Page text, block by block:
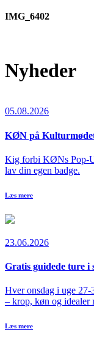
IMG_6402
Nyheder
05.08.2026
KØN på
Kig forbi KØNs Pop-
lav din egen badge.
Læs mere
23.06.2026
Gratis guidede ture i
Hver onsdag i uge
– krop, køn og idealer
Læs mere